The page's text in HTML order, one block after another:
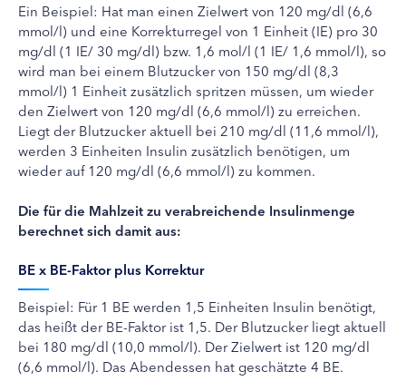
Ein Beispiel: Hat man einen Zielwert von 120 mg/dl (6,6
mmol/l) und eine Korrekturregel von 1 Einheit (IE) pro 30
mg/dl (1 IE/ 30 mg/dl) bzw. 1,6 mol/l (1 IE/ 1,6 mmol/l), so
wird man bei einem Blutzucker von 150 mg/dl (8,3
mmol/l) 1 Einheit zusätzlich spritzen müssen, um wieder
den Zielwert von 120 mg/dl (6,6 mmol/l) zu erreichen.
Liegt der Blutzucker aktuell bei 210 mg/dl (11,6 mmol/l),
werden 3 Einheiten Insulin zusätzlich benötigen, um
wieder auf 120 mg/dl (6,6 mmol/l) zu kommen.
Die für die Mahlzeit zu verabreichende Insulinmenge
berechnet sich damit aus:
BE x BE-Faktor plus Korrektur
Beispiel: Für 1 BE werden 1,5 Einheiten Insulin benötigt,
das heißt der BE-Faktor ist 1,5. Der Blutzucker liegt aktuell
bei 180 mg/dl (10,0 mmol/l). Der Zielwert ist 120 mg/dl
(6,6 mmol/l). Das Abendessen hat geschätzte 4 BE.